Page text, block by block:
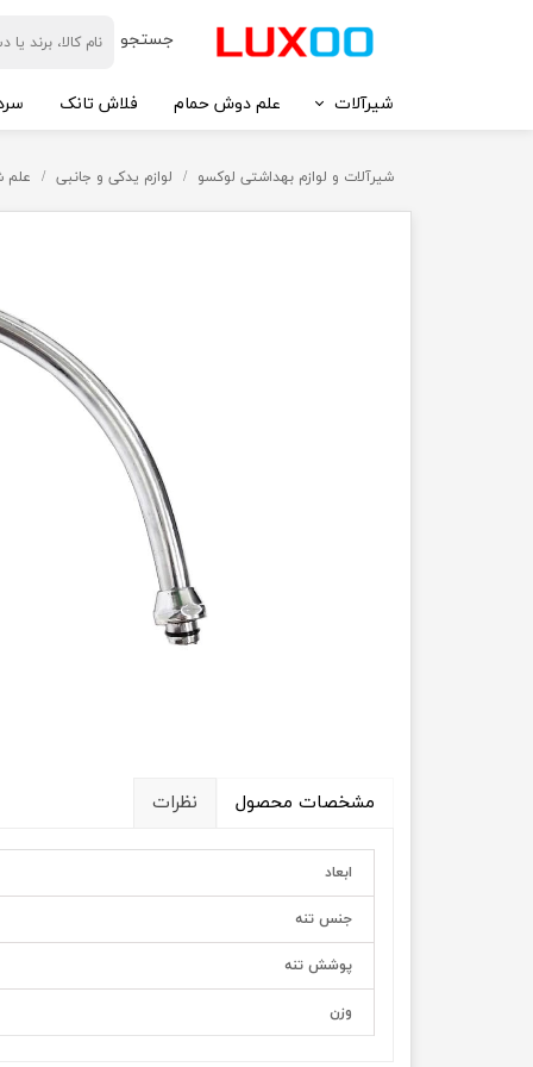
​جستجو
شیرآلات علم دوش حمام فلاش تانک
شیرآلات و لوازم بهداشتی لوکسو لوازم یدکی و جانبی علم
مشخصات محصول نظرات
ابعاد
جنس تنه
پوشش تنه
وزن